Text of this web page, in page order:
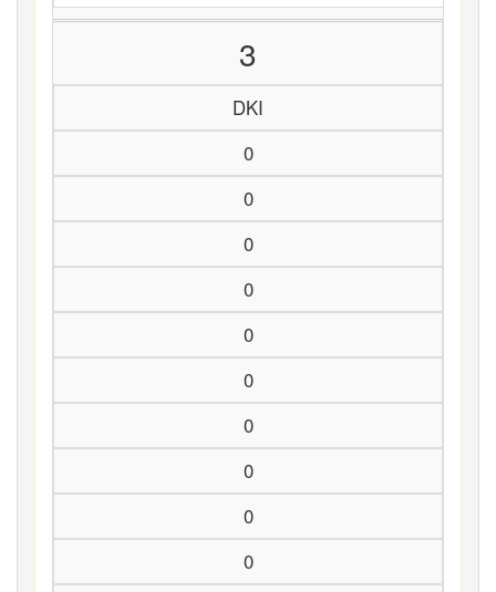
3
DKI
0
0
0
0
0
0
0
0
0
0